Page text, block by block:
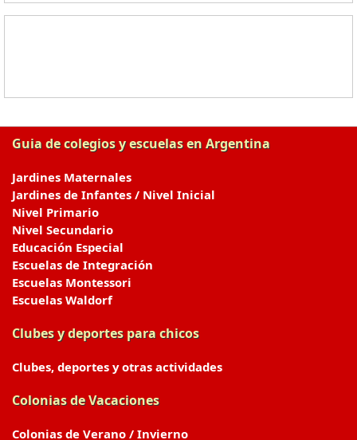
Guia de colegios y escuelas en Argentina
Jardines Maternales
Jardines de Infantes / Nivel Inicial
Nivel Primario
Nivel Secundario
Educación Especial
Escuelas de Integración
Escuelas Montessori
Escuelas Waldorf
Clubes y deportes para chicos
Clubes, deportes y otras actividades
Colonias de Vacaciones
Colonias de Verano / Invierno